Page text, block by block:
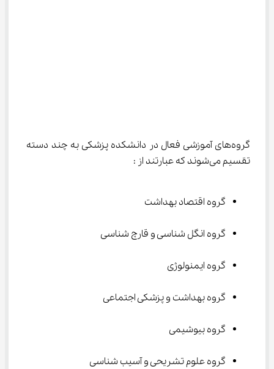
گروه‌های آموزشی فعال در دانشکده پزشکی به چند دسته
تقسیم می‌شوند که عبارتند از :
گروه اقتصاد بهداشت
گروه انگل شناسی و قارچ شناسی
گروه ایمنولوژی
گروه بهداشت و پزشکی اجتماعی
گروه بیوشیمی
گروه علوم تشریحی و آسیب شناسی